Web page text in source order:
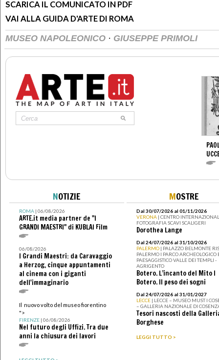
SCARICA IL COMUNICATO IN PDF
VAI ALLA GUIDA D'ARTE DI ROMA
MUSEO NAPOLEONICO · GIUSEPPE PRIMOLI
NOTIZIE
ROMA| 06/08/2026
ARTE.it media partner de "I
GRANDI MAESTRI" di KUBLAI Film
06/08/2026
I Grandi Maestri: da Caravaggio
a Herzog, cinque appuntamenti
al cinema con i giganti
dell'immaginario
Il nuovo volto del museo fiorentino
">
FIRENZE| 06/08/2026
Nel futuro degli Uffizi. Tra due
anni la chiusura dei lavori
MOSTRE
Dal 30/07/2026 al 01/11/2026
VERONA | CENTRO
FOTOGRAFIA SCAVI SCALIGERI
Dorothea Lange
Dal 24/07/2026 al 31/10/2026
PALERMO | PALAZZO BELMONTE
PALERMO I PARCO ARCHEOLOGICO
PAESAGGISTICO VALLE DEI TEMPLI -
AGRIGENTO
Botero. L’incanto del Mito I
Botero. Il peso dei sogni
Dal 24/07/2026 al 31/01/2027
LECCE | LECCE – MUSEO MUST I
– GALLERIA NAZIONALE DI
Tesori nascosti della
Borghese
LEGGI TUTTO >